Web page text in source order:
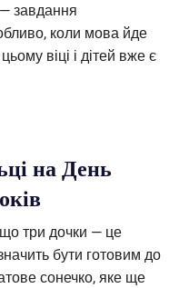
завдання
коли мова йде
віці і дітей вже є
на День
три дочки — це
бути готовим до
сонечко, яке ще